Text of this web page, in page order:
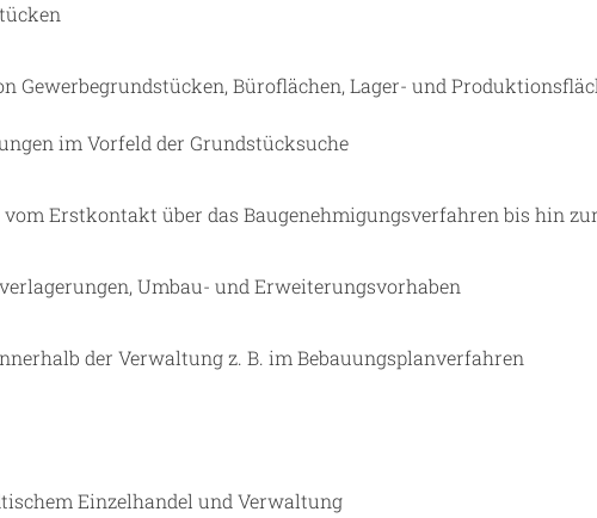
Büroflächen, Lager- und
im Vorfeld der Grundstücksuche
Erstkontakt über das Baugenehmigungsverfahren bis hin
Umbau- und Erweiterungsvorhaben
der Verwaltung z. B. im Bebauungsplanverfahren
Einzelhandel und Verwaltung